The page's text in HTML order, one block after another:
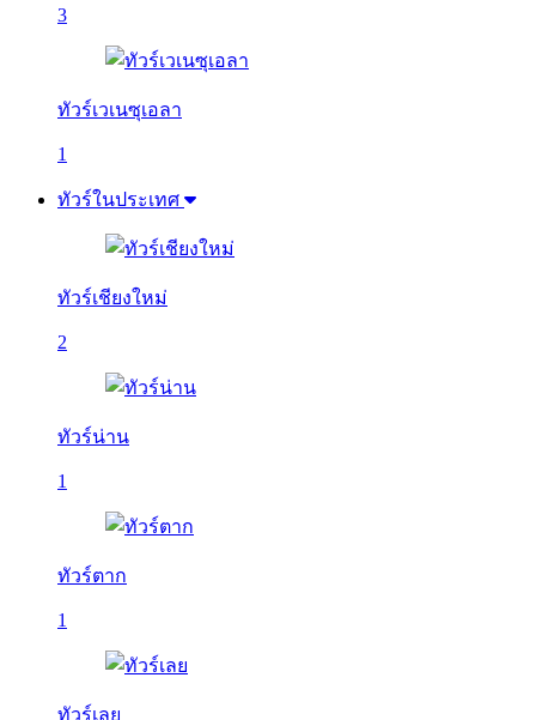
3
ทัวร์เวเนซุเอลา
1
ทัวร์ในประเทศ
ทัวร์เชียงใหม่
2
ทัวร์น่าน
1
ทัวร์ตาก
1
ทัวร์เลย